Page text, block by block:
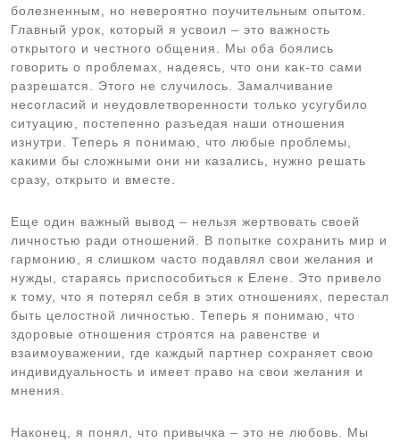
болезненным, но невероятно поучительным опытом.
Главный урок, который я усвоил – это важность
открытого и честного общения. Мы оба боялись
говорить о проблемах, надеясь, что они как-то сами
разрешатся. Этого не случилось. Замалчивание
несогласий и неудовлетворенности только усугубило
ситуацию, постепенно разъедая наши отношения
изнутри. Теперь я понимаю, что любые проблемы,
какими бы сложными они ни казались, нужно решать
сразу, открыто и вместе.
Еще один важный вывод – нельзя жертвовать своей
личностью ради отношений. В попытке сохранить мир и
гармонию, я слишком часто подавлял свои желания и
нужды, стараясь приспособиться к Елене. Это привело
к тому, что я потерял себя в этих отношениях, перестал
быть целостной личностью. Теперь я понимаю, что
здоровые отношения строятся на равенстве и
взаимоуважении, где каждый партнер сохраняет свою
индивидуальность и имеет право на свои желания и
мнения.
Наконец, я понял, что привычка – это не любовь. Мы